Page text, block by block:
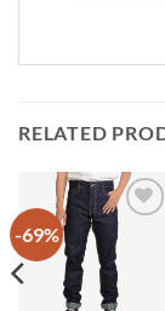
RELATED
-69%
Add to
wishlist